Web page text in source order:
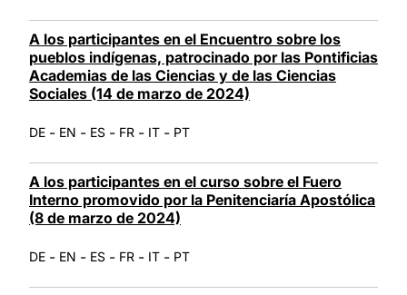
A los participantes en el Encuentro sobre los
pueblos indígenas, patrocinado por las Pontificias
Academias de las Ciencias y de las Ciencias
Sociales (14 de marzo de 2024)
DE - EN - ES - FR - IT - PT
A los participantes en el curso sobre el Fuero
Interno promovido por la Penitenciaría Apostólica
(8 de marzo de 2024)
DE - EN - ES - FR - IT - PT